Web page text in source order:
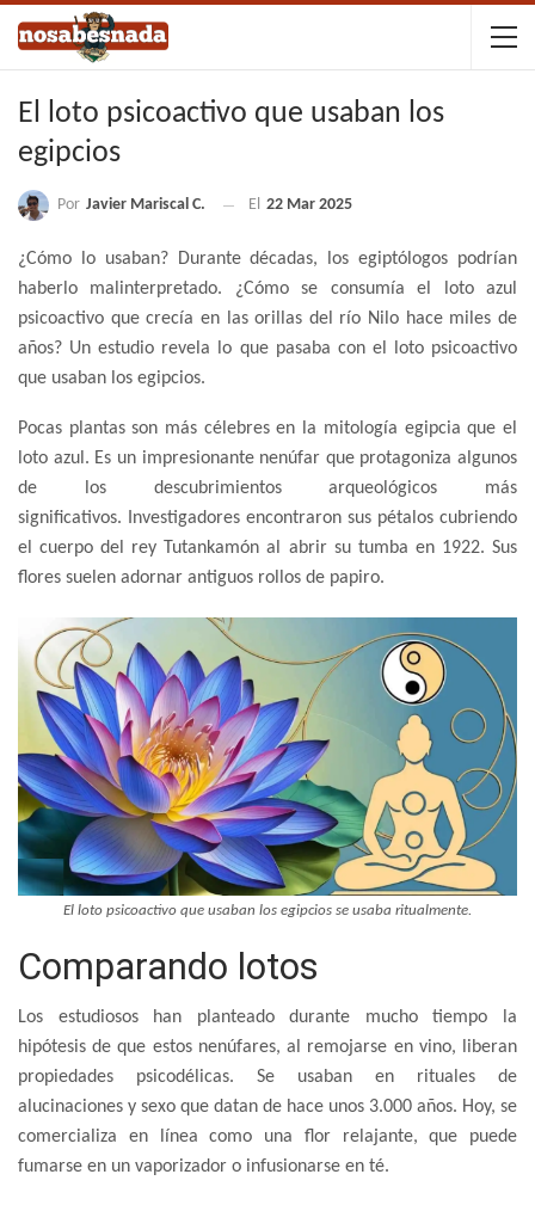
El loto psicoactivo que usaban los
egipcios
Por Javier Mariscal C. El 22 Mar 2025
¿Cómo lo usaban? Durante décadas, los egiptólogos podrían
haberlo malinterpretado. ¿Cómo se consumía el loto azul
psicoactivo que crecía en las orillas del río Nilo hace miles de
años? Un estudio revela lo que pasaba con el loto psicoactivo
que usaban los egipcios.
Pocas plantas son más célebres en la mitología egipcia que el
loto azul. Es un impresionante nenúfar que protagoniza algunos
de los descubrimientos arqueológicos más
significativos. Investigadores encontraron sus pétalos cubriendo
el cuerpo del rey Tutankamón al abrir su tumba en 1922. Sus
flores suelen adornar antiguos rollos de papiro.
El loto psicoactivo que usaban los egipcios se usaba ritualmente.
Comparando lotos
Los estudiosos han planteado durante mucho tiempo la
hipótesis de que estos nenúfares, al remojarse en vino, liberan
propiedades psicodélicas. Se usaban en rituales de
alucinaciones y sexo que datan de hace unos 3.000 años. Hoy, se
comercializa en línea como una flor relajante, que puede
fumarse en un vaporizador o infusionarse en té.